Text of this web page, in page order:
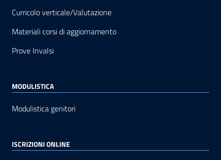
Curricolo verticale/Valutazione
Materiali corsi di aggiornamento
Prove Invalsi
MODULISTICA
Modulistica genitori
ISCRIZIONI ONLINE